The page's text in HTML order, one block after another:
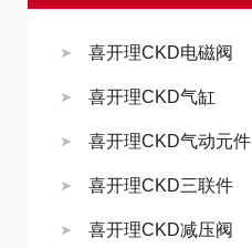
喜开理CKD电磁阀
喜开理CKD气缸
喜开理CKD气动元件
喜开理CKD三联件
喜开理CKD减压阀